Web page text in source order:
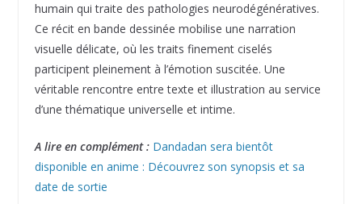
humain qui traite des pathologies neurodégénératives.
Ce récit en bande dessinée mobilise une narration
visuelle délicate, où les traits finement ciselés
participent pleinement à l’émotion suscitée. Une
véritable rencontre entre texte et illustration au service
d’une thématique universelle et intime.
A lire en complément : Dandadan sera bientôt
disponible en anime : Découvrez son synopsis et sa
date de sortie